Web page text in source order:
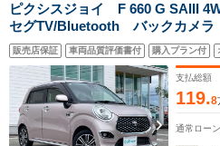
ピクシスジョイ F 660 G SAIII
セグTV/Bluetooth バックカメ
ュセーフティ アイドリングス
コーダー コーナーセンサー オ
チックハイビーム
販売店保証 車両品質評価書付 購入プラン付
支払総額
119.8
通常ローン